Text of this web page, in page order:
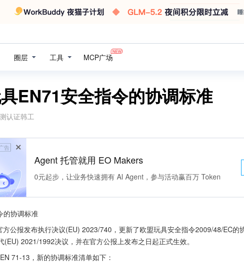
圈层 工具 MCP广场
EN71安全指令的协调标准
认证韩工
告
Agent 托管就用 EO Makers
0元起步，让业务快速拥有 AI Agent，参与活动赢百万 Token
的协调标准
公报发布执行决议(EU) 2023/740，更新了欧盟玩具安全指令2009/48/EC的
2021/1992决议，并在官方公报上发布之日起正式生效。
71-13，新的协调标准清单如下：